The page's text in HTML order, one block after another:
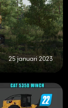
25 januari 2023